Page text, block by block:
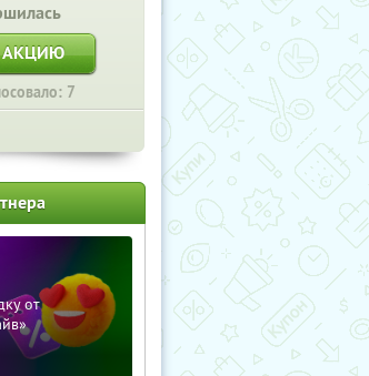
АКЦИЮ
7
от